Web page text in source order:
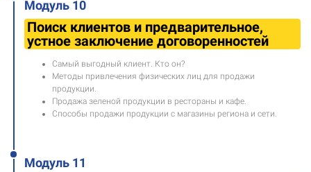
Модуль 10
Поиск клиентов и предварительное,
устное заключение договоренностей
Самый выгодный клиент. Кто он?
Методы привлечения физических лиц для продажи
продукции.
Продажа зеленой продукции в рестораны и кафе.
Способы продажи продукции с магазины региона и сети.
Модуль 11